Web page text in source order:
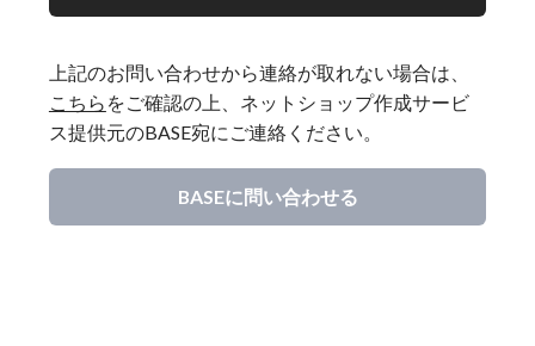
上記のお問い合わせから連絡が取れない場合は、
こちら をご確認の上、ネットショップ作成サービ
ス提供元のBASE宛にご連絡ください。
BASEに問い合わせる